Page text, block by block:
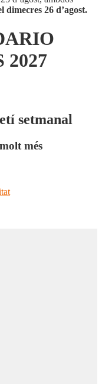
dimecres 26 d’agost.
2027
setmanal
més